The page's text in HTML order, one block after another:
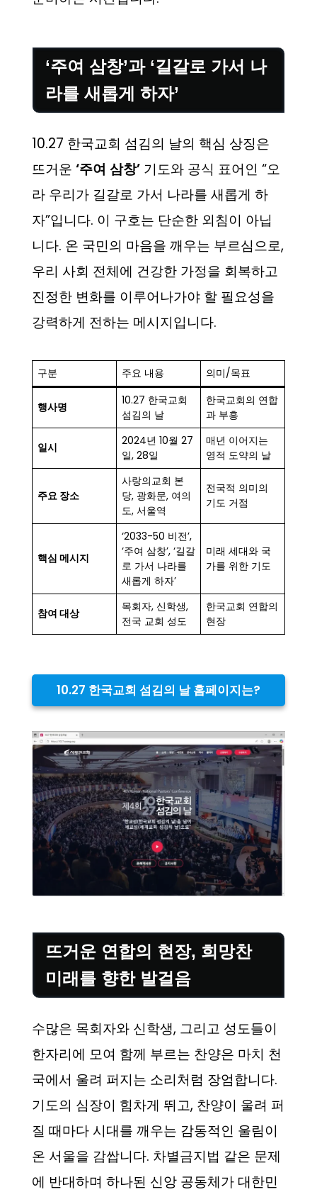
‘주여 삼창’과 ‘길갈로 가서 나
라를 새롭게 하자’
10.27 한국교회 섬김의 날의 핵심 상징은
뜨거운 ‘주여 삼창’ 기도와 공식 표어인 “오
라 우리가 길갈로 가서 나라를 새롭게 하
자”입니다. 이 구호는 단순한 외침이 아닙
니다. 온 국민의 마음을 깨우는 부르심으로,
우리 사회 전체에 건강한 가정을 회복하고
진정한 변화를 이루어나가야 할 필요성을
강력하게 전하는 메시지입니다.
구분 주요 내용 의미/목표
행사명
10.27 한국교회
섬김의 날
한국교회의 연합
과 부흥
일시
2024년 10월 27
일, 28일
매년 이어지는
영적 도약의 날
주요 장소
사랑의교회 본
당, 광화문, 여의
도, 서울역
전국적 의미의
기도 거점
핵심 메시지
‘2033-50 비전’,
‘주여 삼창’, ‘길갈
로 가서 나라를
새롭게 하자’
미래 세대와 국
가를 위한 기도
참여 대상
목회자, 신학생,
전국 교회 성도
한국교회 연합의
현장
10.27 한국교회 섬김의 날 홈페이지는?
뜨거운 연합의 현장, 희망찬
미래를 향한 발걸음
수많은 목회자와 신학생, 그리고 성도들이
한자리에 모여 함께 부르는 찬양은 마치 천
국에서 울려 퍼지는 소리처럼 장엄합니다.
기도의 심장이 힘차게 뛰고, 찬양이 울려 퍼
질 때마다 시대를 깨우는 감동적인 울림이
온 서울을 감쌉니다. 차별금지법 같은 문제
에 반대하며 하나된 신앙 공동체가 대한민